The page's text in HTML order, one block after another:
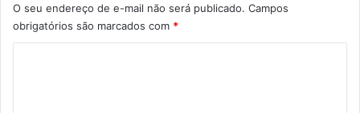
O seu endereço de e-mail não será publicado. Campos
obrigatórios são marcados com *